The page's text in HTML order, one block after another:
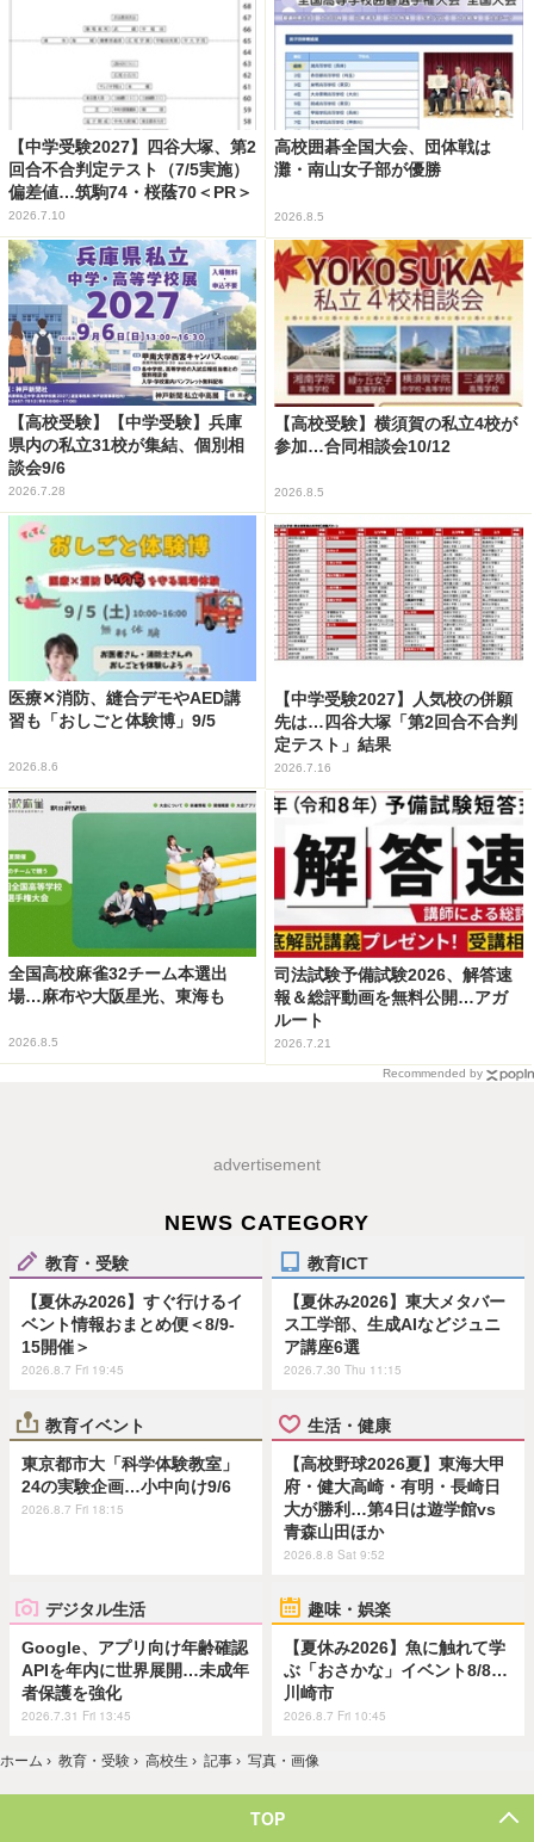
【中学受験2027】四谷大塚、第2
回合不合判定テスト（7/5実施）
偏差値…筑駒74・桜蔭70＜PR＞
2026.7.10
高校囲碁全国大会、団体戦は
灘・南山女子部が優勝
2026.8.5
【高校受験】【中学受験】兵庫
県内の私立31校が集結、個別相
談会9/6
2026.7.28
【高校受験】横須賀の私立4校が
参加…合同相談会10/12
2026.8.5
医療✕消防、縫合デモやAED講
習も「おしごと体験博」9/5
2026.8.6
【中学受験2027】人気校の併願
先は…四谷大塚「第2回合不合判
定テスト」結果
2026.7.16
全国高校麻雀32チーム本選出
場…麻布や大阪星光、東海も
2026.8.5
司法試験予備試験2026、解答速
報＆総評動画を無料公開…アガ
ルート
2026.7.21
Recommended by
advertisement
NEWS CATEGORY
教育・受験
【夏休み2026】すぐ行けるイ
ベント情報おまとめ便＜8/9-
15開催＞
2026.8.7 Fri 19:45
教育ICT
【夏休み2026】東大メタバー
ス工学部、生成AIなどジュニ
ア講座6選
2026.7.30 Thu 11:15
教育イベント
東京都市大「科学体験教室」
24の実験企画…小中向け9/6
2026.8.7 Fri 18:15
生活・健康
【高校野球2026夏】東海大甲
府・健大高崎・有明・長崎日
大が勝利…第4日は遊学館vs
青森山田ほか
2026.8.8 Sat 9:52
デジタル生活
Google、アプリ向け年齢確認
APIを年内に世界展開…未成年
者保護を強化
2026.7.31 Fri 13:45
趣味・娯楽
【夏休み2026】魚に触れて学
ぶ「おさかな」イベント8/8…
川崎市
2026.8.7 Fri 10:45
ホーム › 教育・受験 › 高校生 › 記事 › 写真・画像
TOP